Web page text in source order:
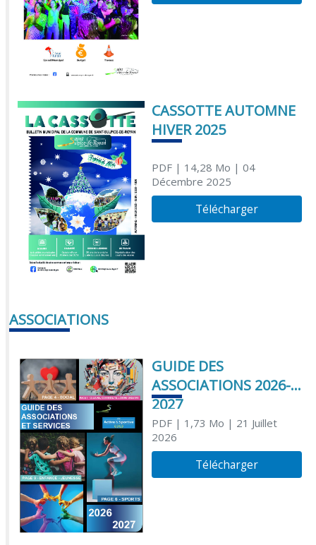
CASSOTTE AUTOMNE
HIVER 2025
PDF| 14,28 Mo | 04
Décembre 2025
Télécharger
ASSOCIATIONS
GUIDE DES
ASSOCIATIONS 2026-
2027
PDF| 1,73 Mo | 21 Juillet
2026
Télécharger